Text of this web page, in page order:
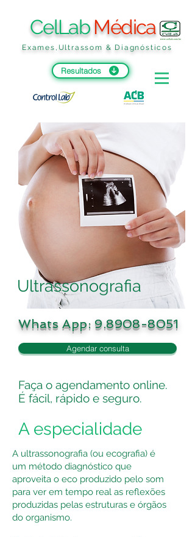
CelLabMédica
Exames,Ultrassom & Diagnósticos
Resultados
Ultrassonografia
Whats App: 9.8908-8051
Agendar consulta
Faça o agendamento online.
É fácil, rápido e seguro.
A especialidade
A ultrassonografia (ou ecografia) é
um método diagnóstico que
aproveita o eco produzido pelo som
para ver em tempo real as reflexões
produzidas pelas estruturas e órgãos
do organismo.